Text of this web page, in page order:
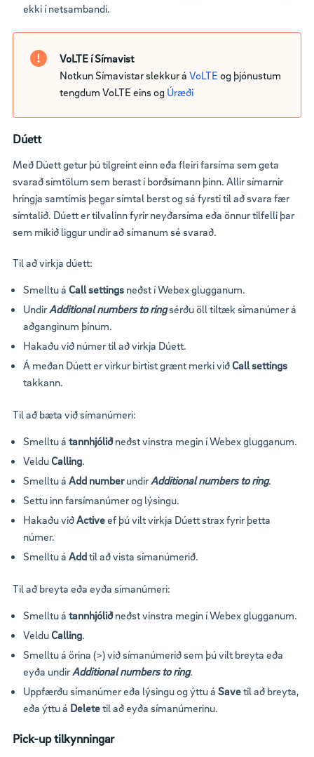
ekki í netsambandi.
VoLTE í Símavist
Notkun Símavistar slekkur á VoLTE og þjónustum
tengdum VoLTE eins og Úræði
Dúett
Með Dúett getur þú tilgreint einn eða fleiri farsíma sem geta
svarað símtölum sem berast í borðsímann þinn. Allir símarnir
hringja samtímis þegar símtal berst og sá fyrsti til að svara fær
símtalið. Dúett er tilvalinn fyrir neyðarsíma eða önnur tilfelli þar
sem mikið liggur undir að símanum sé svarað.
Til að virkja dúett:
Smelltu á Call settings neðst í Webex glugganum.
UndirAdditional numbers to ringsérðu öll tiltæk símanúmer á
aðganginum þínum.
Hakaðu við númer til að virkja Dúett.
Á meðan Dúett er virkur birtist grænt merki viðCall settings
takkann.
Til að bæta við símanúmeri:
Smelltu á tannhjóliðneðst vinstra megin í Webex glugganum.
VelduCalling.
Smelltu á Add numberundirAdditional numbers to ring.
Settu inn farsímanúmer og lýsingu.
Hakaðu viðActiveef þú vilt virkja Dúett strax fyrir þetta
númer.
Smelltu á Addtil að vista símanúmerið.
Til að breyta eða eyða símanúmeri:
Smelltu á tannhjóliðneðst vinstra megin í Webex glugganum.
VelduCalling.
Smelltu á örina (>) við símanúmerið sem þú vilt breyta eða
eyða undirAdditional numbers to ring.
Uppfærðu símanúmer eða lýsingu og ýttu á Savetil að breyta,
eða ýttu á Deletetil að eyða símanúmerinu.
Pick-up tilkynningar